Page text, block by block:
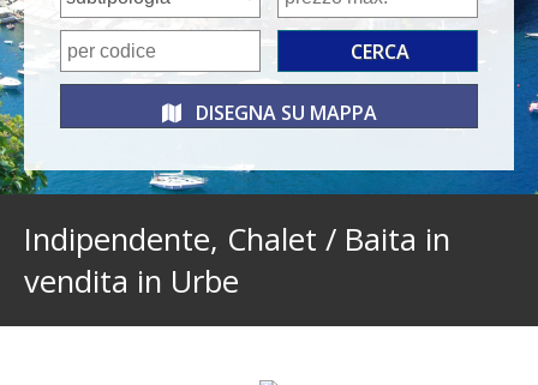
DISEGNA SU MAPPA
Indipendente, Chalet / Baita in
vendita in Urbe